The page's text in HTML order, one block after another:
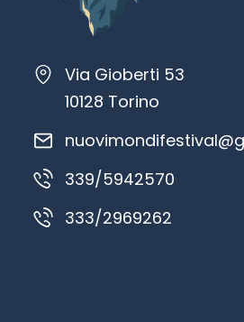
Via Gioberti 53
10128 Torino
339/5942570
333/2969262